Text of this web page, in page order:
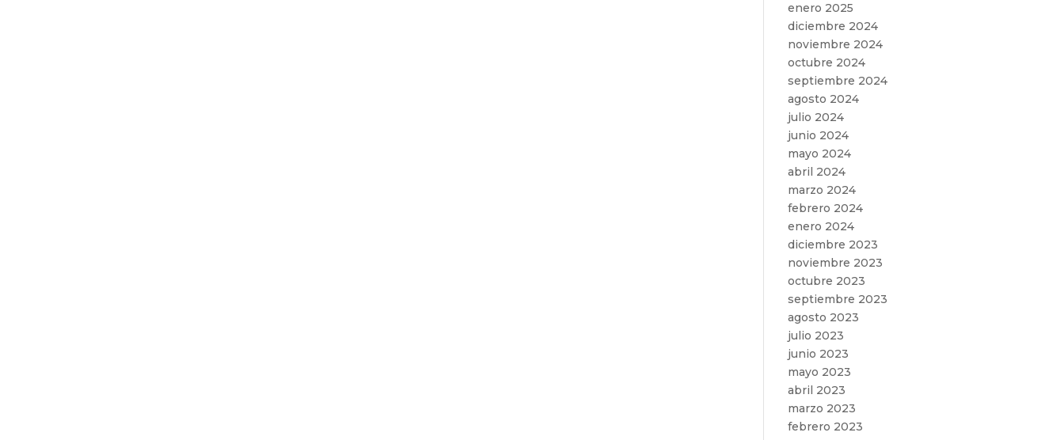
enero 2025
diciembre 2024
noviembre 2024
octubre 2024
septiembre 2024
agosto 2024
julio 2024
junio 2024
mayo 2024
abril 2024
marzo 2024
febrero 2024
enero 2024
diciembre 2023
noviembre 2023
octubre 2023
septiembre 2023
agosto 2023
julio 2023
junio 2023
mayo 2023
abril 2023
marzo 2023
febrero 2023